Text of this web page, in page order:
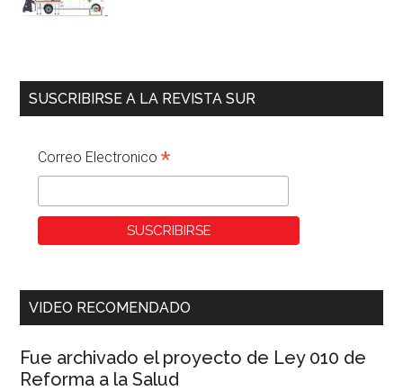
SUSCRIBIRSE A LA REVISTA SUR
Correo Electronico*
VIDEO RECOMENDADO
Fue archivado el proyecto de Ley 010 de
Reforma a la Salud